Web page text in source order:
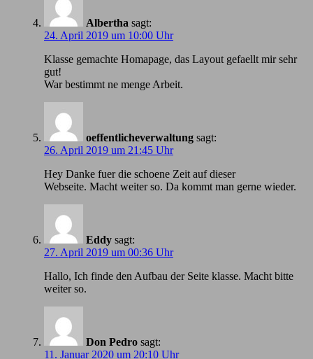
Albertha sagt:
24. April 2019 um 10:00 Uhr
Klasse gemachte Homapage, das Layout gefaellt mir sehr
gut!
War bestimmt ne menge Arbeit.
oeffentlicheverwaltung sagt:
26. April 2019 um 21:45 Uhr
Hey Danke fuer die schoene Zeit auf dieser
Webseite. Macht weiter so. Da kommt man gerne wieder.
Eddy sagt:
27. April 2019 um 00:36 Uhr
Hallo, Ich finde den Aufbau der Seite klasse. Macht bitte
weiter so.
Don Pedro sagt:
11. Januar 2020 um 20:10 Uhr